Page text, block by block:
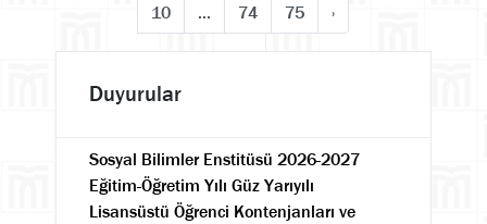
10
... 74 75 ›
Duyurular
Sosyal Bilimler Enstitüsü 2026-2027
Eğitim-Öğretim Yılı Güz Yarıyılı
Lisansüstü Öğrenci Kontenjanları ve